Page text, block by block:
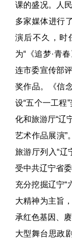
课的盛况。人
多家媒体进行
演后不久，时
为“《追梦·青
连市委宣传部
奖作品。《信
设“五个一工程
化和旅游厅“辽
艺术作品展演”
旅游厅列入“辽
受中共辽宁省
充分挖掘辽宁“
大精神为主旨
承红色基因、
大型舞台思政